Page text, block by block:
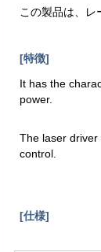
この製品は、レ
[特徴]
It has the
power.
The laser
control.
[仕様]